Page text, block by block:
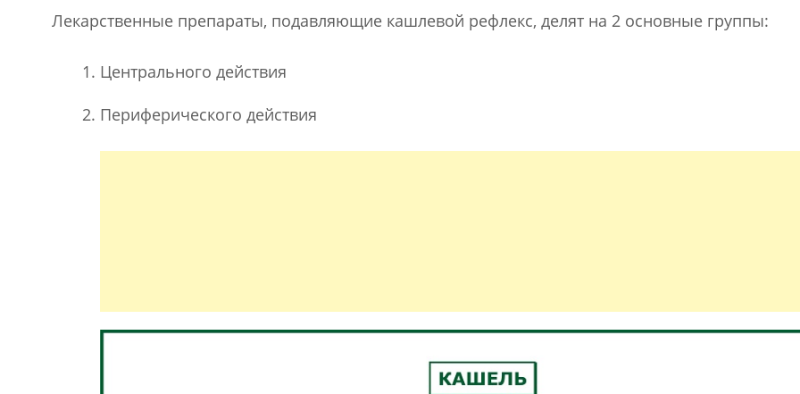
Лекарственные препараты, подавляющие кашлевой рефлекс, делят на 2 основные группы:
Центрального действия
Периферического действия